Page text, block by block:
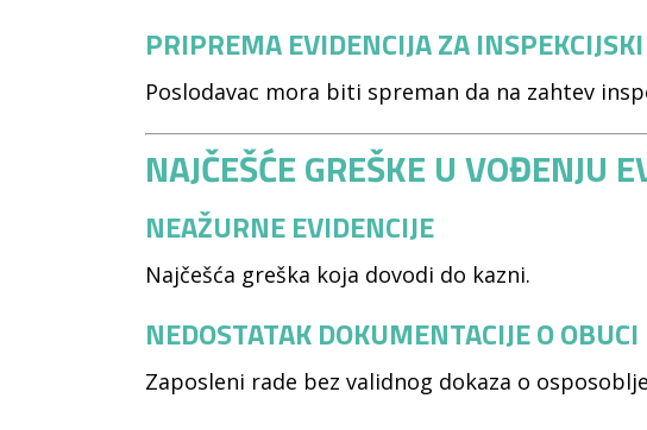
PRIPREMA EVIDENCIJA ZA
Poslodavac mora biti spreman da na zahtev
NAJČEŠĆE GREŠKE U VOĐENJU
NEAŽURNE EVIDENCIJE
Najčešća greška koja dovodi do kazni.
NEDOSTATAK DOKUMENTACIJE O OBUCI
Zaposleni rade bez validnog dokaza o